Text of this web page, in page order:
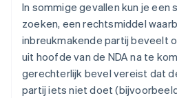
In sommige gevallen kun je
zoeken, een rechtsmiddel
inbreukmakende partij beveelt
uit hoofde van de NDA na te
gerechterlijk bevel vereist dat
partij iets niet doet